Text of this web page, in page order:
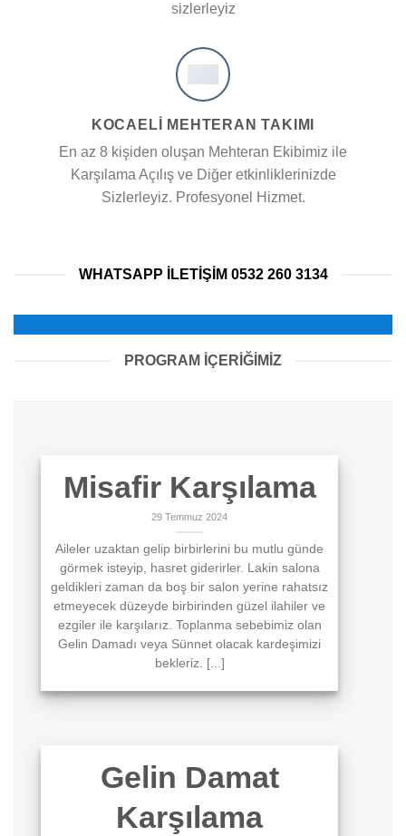
sizlerleyiz
KOCAELİ MEHTERAN TAKIMI
En az 8 kişiden oluşan Mehteran Ekibimiz ile
Karşılama Açılış ve Diğer etkinliklerinizde
Sizlerleyiz. Profesyonel Hizmet.
WHATSAPP ILETIŞIM 0532 260 3134
PROGRAM İÇERİĞİMİZ
Misafir Karşılama
29 Temmuz 2024
Aileler uzaktan gelip birbirlerini bu mutlu günde
görmek isteyip, hasret giderirler. Lakin salona
geldikleri zaman da boş bir salon yerine rahatsız
etmeyecek düzeyde birbirinden güzel ilahiler ve
ezgiler ile karşılarız. Toplanma sebebimiz olan
Gelin Damadı veya Sünnet olacak kardeşimizi
bekleriz. [...]
Gelin Damat
Karşılama